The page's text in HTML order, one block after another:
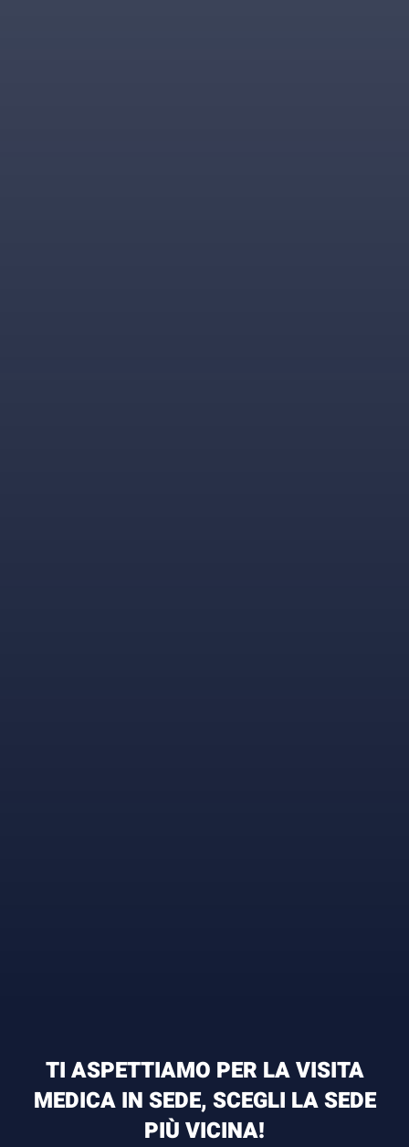
TI ASPETTIAMO PER LA VISITA
MEDICA IN SEDE, SCEGLI LA SEDE
PIÙ VICINA!